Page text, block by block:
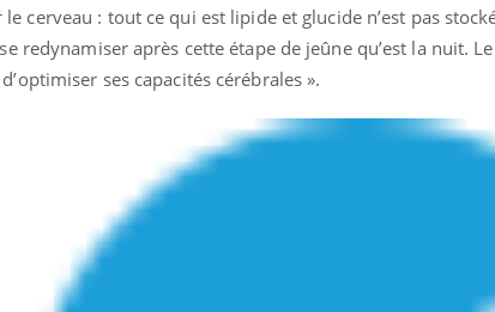
cerveau : tout ce qui est lipide et glucide n’est pas
redynamiser après cette étape de jeûne qu’est la nuit.
ses capacités cérébrales ».